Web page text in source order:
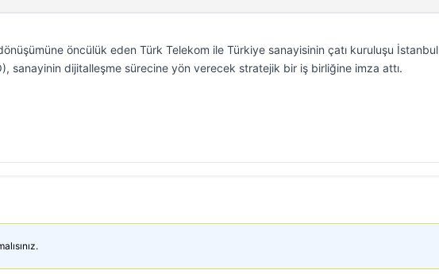
öncülük eden Türk Telekom ile Türkiye sanayisinin çatı kuruluşu İstanbul
sanayinin dijitalleşme sürecine yön verecek stratejik bir iş birliğine imza attı.